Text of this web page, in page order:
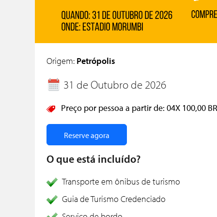
Origem: Petrópolis
31 de Outubro de 2026
Preço por pessoa a partir de: 04X 100,00
Reserve agora
O que está incluído?
Transporte em ônibus de turismo
Guia de Turismo Credenciado